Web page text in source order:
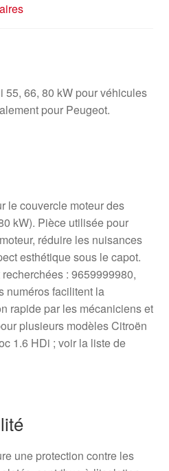
55, 66, 80 kW pour véhicules
pour Peugeot.
le couvercle moteur des
kW). Pièce utilisée pour
réduire les nuisances
esthétique sous le capot.
: 9659999980,
facilitent la
rapide par les mécaniciens et
plusieurs modèles Citroën
1.6 HDi ; voir la liste de
une protection contre les